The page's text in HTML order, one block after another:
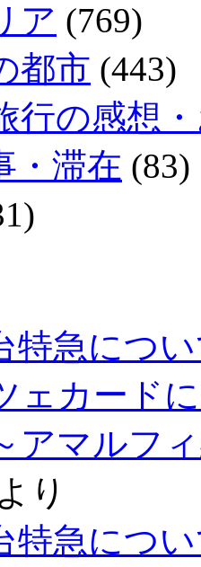
ア (769)
都市 (443)
行の感想
・滞在 (83)
特急につ
ェカード
アマルフ
より
特急につ